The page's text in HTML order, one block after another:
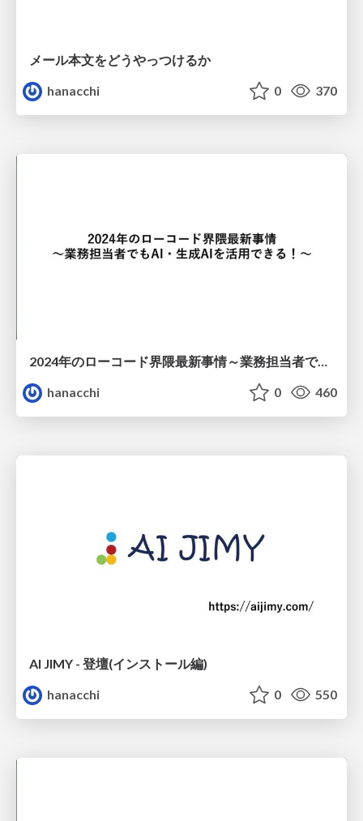
メール本文をどうやっつけるか
hanacchi
0 370
2024年のローコード界隈最新事情～業務担当者でもAI・生成AIを活用できる！～
hanacchi
0 460
AI JIMY - 登壇(インストール編)
hanacchi
0 550